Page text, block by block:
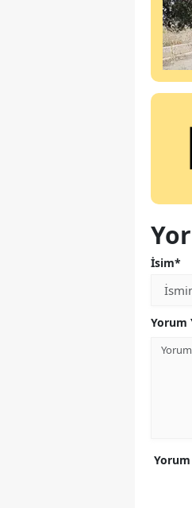
İsim*
Yorum
Yorum